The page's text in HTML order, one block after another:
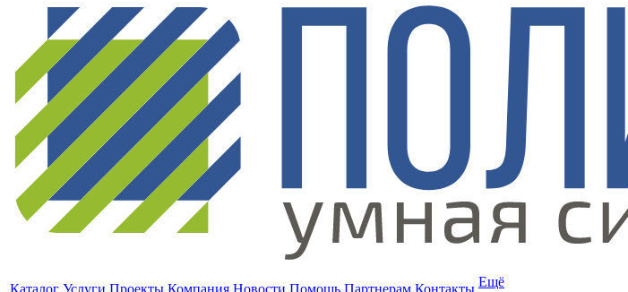
Каталог Услуги Проекты Компания Новости Помощь Партнерам Контакты Ещё